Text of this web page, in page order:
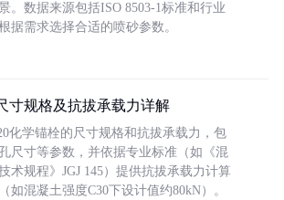
。数据来源包括ISO 8503-1标准和行业
据需求选择合适的喷砂参数。
寸规格及抗拔承载力详解
化学锚栓的尺寸规格和抗拔承载力，包
尺寸等参数，并依据专业标准（如《混
术规程》JGJ 145）提供抗拔承载力计算
如混凝土强度C30下设计值约80kN）。